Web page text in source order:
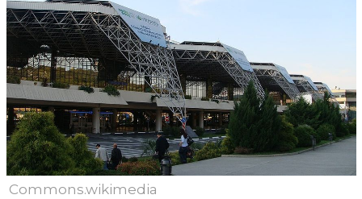
Commons.wikimedia